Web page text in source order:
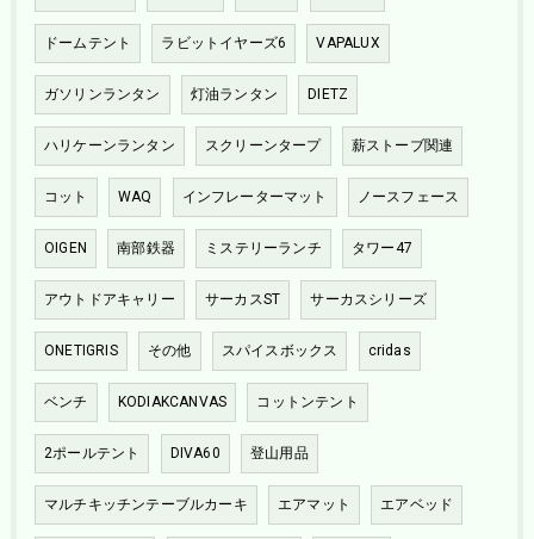
ドームテント ラビットイヤーズ6 VAPALUX
ガソリンランタン 灯油ランタン DIETZ
ハリケーンランタン スクリーンタープ 薪ストーブ関連
コット WAQ インフレーターマット ノースフェース
OIGEN 南部鉄器 ミステリーランチ タワー47
アウトドアキャリー サーカスST サーカスシリーズ
ONETIGRIS その他 スパイスボックス cridas
ベンチ KODIAKCANVAS コットンテント
2ポールテント DIVA60 登山用品
マルチキッチンテーブルカーキ エアマット エアベッド